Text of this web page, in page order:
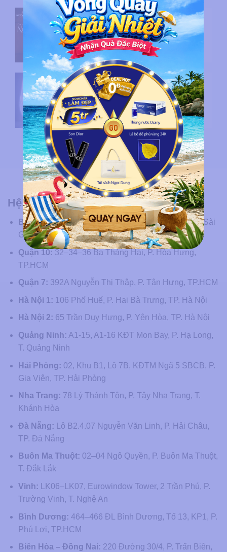
Từ một niềm tin đến hành trình
28 năm kiến tạo triệu vẻ đẹp
cùng Ngọc Dung Beauty
Tháng sinh nhật 28 năm Ngọc
Dung bắt đầu với ngàn quà tri
ân khách hàng
Hệ Thống Chi Nhánh
Bệnh viện:33C–33D–33E Nguyễn Bỉnh Khiêm, P. Sài
Gòn, TP.HCM
Quận 10: 32–34–36 Ba Tháng Hai, P. Hòa Hưng,
TP.HCM
Quận 7: 392A Nguyễn Thị Thập, P. Tân Hưng, TP.HCM
Hà Nội 1: 106 Phố Huế, P. Hai Bà Trưng, TP. Hà Nội
Hà Nội 2: 65 Trần Duy Hưng, P. Yên Hòa, TP. Hà Nội
Quảng Ninh: A1-15, A1-16 KĐT Mon Bay, P. Hạ Long,
T. Quảng Ninh
Hải Phòng: 02, Khu B1, Lô 7B, KĐTM Ngã 5 SBCB, P.
Gia Viên, TP. Hải Phòng
Nha Trang: 78 Lý Thánh Tôn, P. Tây Nha Trang, T.
Khánh Hòa
Đà Nẵng: Lô B2.4.07 Nguyễn Văn Linh, P. Hải Châu,
TP. Đà Nẵng
Buôn Ma Thuột: 02–04 Ngô Quyền, P. Buôn Ma Thuột,
T. Đắk Lắk
Vinh: LK06–LK07, Eurowindow Tower, 2 Trần Phú, P.
Trường Vinh, T. Nghệ An
Bình Dương: 464–466 ĐL Bình Dương, Tổ 13, KP1, P.
Phú Lợi, TP.HCM
Biên Hòa – Đồng Nai: 220 Đường 30/4, P. Trấn Biên,